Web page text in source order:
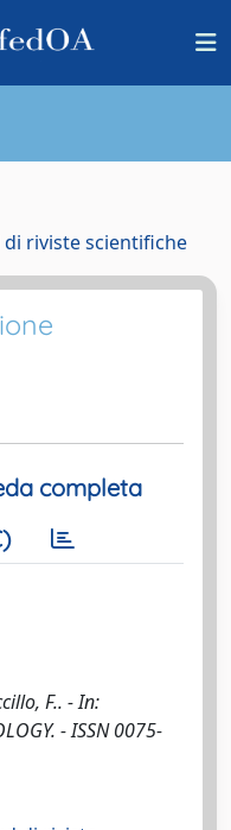
riviste scientifiche
completa
F.. - In:
- ISSN 0075-